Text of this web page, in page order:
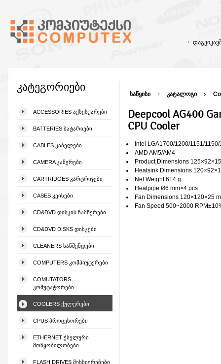
კატეგორიები
ACCESSORIES ᲐᲥᲡᲔᲡᲣᲐᲠᲔᲑᲘ
BATTERIES ᲑᲐᲢᲐᲠᲘᲔᲑᲘ
CABLES ᲙᲐᲑᲔᲚᲔᲑᲘ
CAMERA ᲙᲐᲛᲔᲠᲔᲑᲘ
CARTRIDGES ᲙᲐᲠᲢᲠᲘᲯᲔᲑᲘ
CASES ᲙᲔᲘᲡᲔᲑᲘ
CD&DVD ᲓᲘᲡᲙᲘᲡ ᲩᲐᲛᲬᲔᲠᲔᲑᲘ
CD&DVD DISKS ᲓᲘᲡᲙᲔᲑᲘ
CLEANERS ᲡᲐᲬᲛᲔᲜᲓᲔᲑᲘ
COMPUTERS ᲙᲝᲛᲞᲘᲣᲢᲔᲠᲔᲑᲘ
COMUTATORS
ᲙᲝᲛᲣᲢᲐᲢᲝᲠᲔᲑᲘ
COOLERS ᲥᲣᲚᲔᲠᲔᲑᲘ
CPUS ᲞᲠᲝᲪᲔᲡᲝᲠᲔᲑᲘ
ETHERNET ᲥᲡᲔᲚᲣᲠᲘ
ᲛᲝᲬᲧᲝᲑᲘᲚᲝᲑᲔᲑᲘ
FLASH DRIVES ᲛᲔᲮᲡᲘᲔᲠᲔᲑᲔᲑᲘ
საწყისი კატალოგი
Deepcool AG400
CPU Cooler
Intel LGA1700/1200/1151/1150/
AMD AM5/AM4
Product Dimensions
Heatsink Dimensions
Net Weight 614 g
Heatpipe Ø6 mm×4 pcs
Fan Dimensions 120×120×25
Fan Speed 500~2000